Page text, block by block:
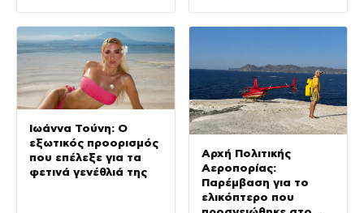
Ιωάννα Τούνη: Ο
εξωτικός προορισμός
που επέλεξε για τα
φετινά γενέθλιά της
Αρχή Πολιτικής
Αεροπορίας:
Παρέμβαση για το
ελικόπτερο που